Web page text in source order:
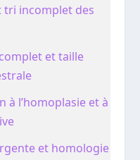
tri incomplet des
et taille
à l’homoplasie et à
et homologie